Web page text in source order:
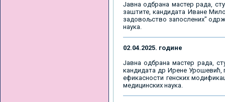
Јавна одбрана мастер рада,
заштите, кандидата Иване
задовољство запослених"
наука.
02.04.2025. године
Јавна одбрана мастер рада,
кандидата др Ирене Урошевић,
ефикасности генских
медицинских наука.